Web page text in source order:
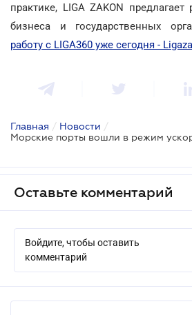
практике, LIGA ZAKON
бизнеса и государственных
работу с LIGA360 уже сегодня -
Главная / Новости /
Оставьте комментарий
Войдите, чтобы оставить
комментарий